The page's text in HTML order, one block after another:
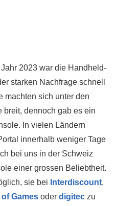
2023 war die Handheld-
starken Nachfrage schnell
machten sich unter den
breit, dennoch gab es ein
In vielen Ländern
innerhalb weniger Tage
bei uns in der Schweiz
einer grossen Beliebtheit.
sie bei Interdiscount,
Games oder digitec zu